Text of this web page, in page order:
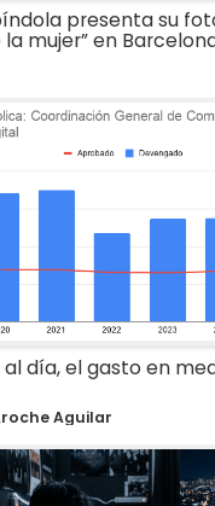
presenta su
mujer” en
al día, el gasto en
Aguilar